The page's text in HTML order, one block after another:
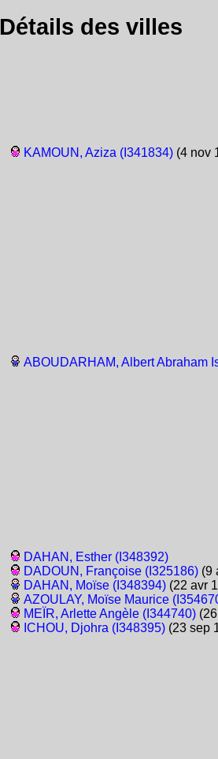
Détails des villes
KAMOUN, Aziza (I341834)(4 nov
ABOUDARHAM, Albert Abraham
DAHAN, Esther (I348392)
DADOUN, Françoise (I325186)(9
DAHAN, Moïse (I348394)(22 avr
AZOULAY, Moïse Maurice
MEÏR, Arlette Angèle (I344740)(26
ICHOU, Djohra (I348395)(23 sep